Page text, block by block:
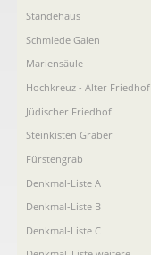
Ständehaus
Schmiede Galen
Mariensäule
Hochkreuz - Alter Friedhof
Jüdischer Friedhof
Steinkisten Gräber
Fürstengrab
Denkmal-Liste A
Denkmal-Liste B
Denkmal-Liste C